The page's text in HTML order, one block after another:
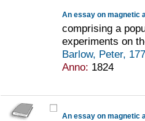
comprising a
experiments on
Barlow, Peter,
Anno: 1824